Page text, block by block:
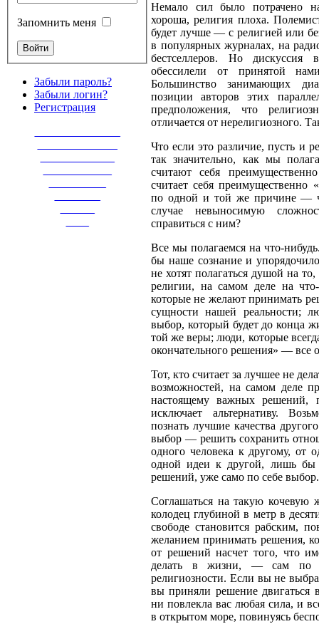
Запомнить меня
Забыли пароль?
Забыли логин?
Регистрация
Немало сил было потрачено
хороша, религия плоха.
будет лучше — с религией или
в популярных журналах, на
бестселлеров. Но
обессилели от принятой
Большинство занимающих
позиции авторов этих
предположения, что
отличается от нерелигиозного.
Что если это различие, пусть и
так значительно, как мы
считают себя
считает себя преимущественно
по одной и той же причине —
случае невыносимую
справиться с ним?
Все мы полагаемся на что-
бы наше сознание и
не хотят полагаться душой на
религии, на самом деле на
которые не желают принимать
сущности нашей реальности;
выбор, который будет до конца
той же веры; люди, которые
окончательного решения» —
Тот, кто считает за лучшее не
возможностей, на самом деле
настоящему важных решений,
исключает альтернативу.
познать лучшие качества
выбор — решить сохранить
одного человека к другому, от
одной идеи к другой, лишь бы
решений, уже само по себе выбор.
Соглашаться на такую кочевую
колодец глубиной в метр в
свободе становится рабским,
желанием принимать решения,
от решений насчет того, что
делать в жизни, — сам по
религиозности. Если вы не
вы приняли решение двигаться
ни повлекла вас любая сила, и
в открытом море, повинуясь